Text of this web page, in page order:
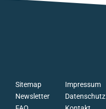
Newsletter
Sitemap
Datenschutz
Impressum